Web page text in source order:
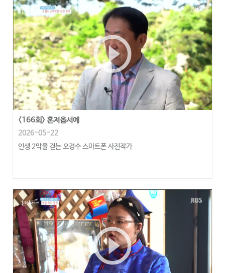
전화번호: 064-782-0356
play_circle_outline
<166회> 혼저옵서예
2026-05-22
인생 2막을 걷는 오경수 스마트폰 사진작가
play_circle_outline